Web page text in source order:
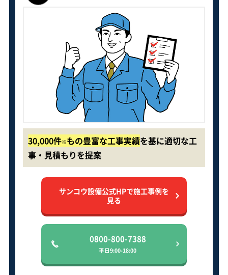
30,000件※もの豊富な工事実績を基に適切な工
事・見積もりを提案
サンコウ設備公式HPで施工事例を
見る
0800-800-7388
平日9:00-18:00